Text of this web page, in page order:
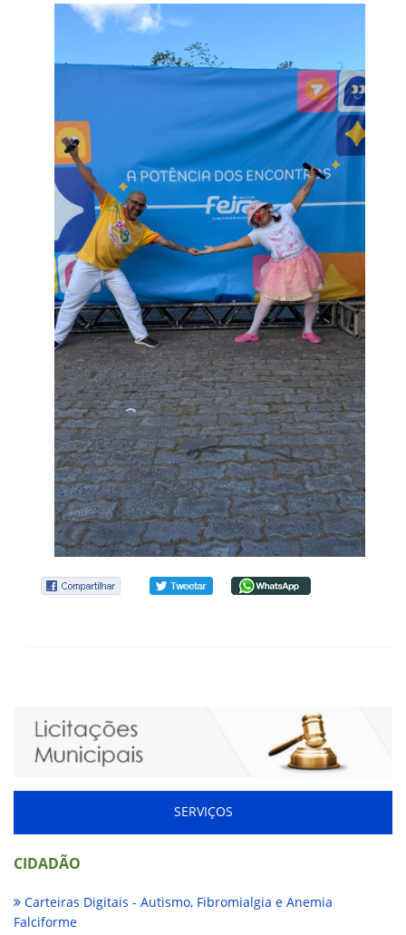
SERVIÇOS
CIDADÃO
Carteiras Digitais - Autismo, Fibromialgia e Anemia
Falciforme